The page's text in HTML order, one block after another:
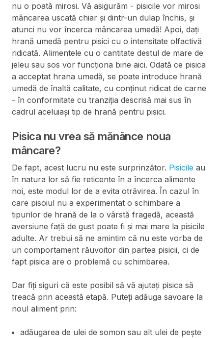
nu o poată mirosi. Vă asigurăm - pisicile vor mirosi
mâncarea uscată chiar și dintr-un dulap închis, și
atunci nu vor încerca mâncarea umedă! Apoi, dați
hrană umedă pentru pisici cu o intensitate olfactivă
ridicată. Alimentele cu o cantitate destul de mare de
jeleu sau sos vor funcționa bine aici. Odată ce pisica
a acceptat hrana umedă, se poate introduce hrană
umedă de înaltă calitate, cu conținut ridicat de carne
- în conformitate cu tranziția descrisă mai sus în
cadrul aceluiași tip de hrană pentru pisici.
Pisica nu vrea să mănânce noua
mâncare?
De fapt, acest lucru nu este surprinzător. Pisicile au
în natura lor să fie reticente în a încerca alimente
noi, este modul lor de a evita otrăvirea. În cazul în
care pisoiul nu a experimentat o schimbare a
tipurilor de hrană de la o vârstă fragedă, această
aversiune față de gust poate fi și mai mare la pisicile
adulte. Ar trebui să ne amintim că nu este vorba de
un comportament răuvoitor din partea pisicii, ci de
fapt pisica are o problemă cu schimbarea.
Dar fiți siguri că este posibil să vă ajutați pisica să
treacă prin această etapă. Puteți adăuga savoare la
noul aliment prin:
adăugarea de ulei de somon sau alt ulei de pește